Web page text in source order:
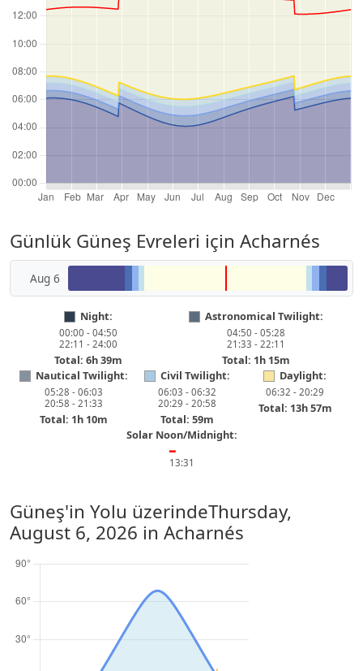
Günlük Güneş Evreleri için Acharnés
Aug 6
Night:
00:00 - 04:50
22:11 - 24:00
Total: 6h 39m
Astronomical Twilight:
04:50 - 05:28
21:33 - 22:11
Total: 1h 15m
Nautical Twilight:
05:28 - 06:03
20:58 - 21:33
Total: 1h 10m
Civil Twilight:
06:03 - 06:32
20:29 - 20:58
Total: 59m
Daylight:
06:32 - 20:29
Total: 13h 57m
Solar Noon/Midnight:
━
13:31
Güneş'in Yolu üzerindeThursday,
August 6, 2026 in Acharnés